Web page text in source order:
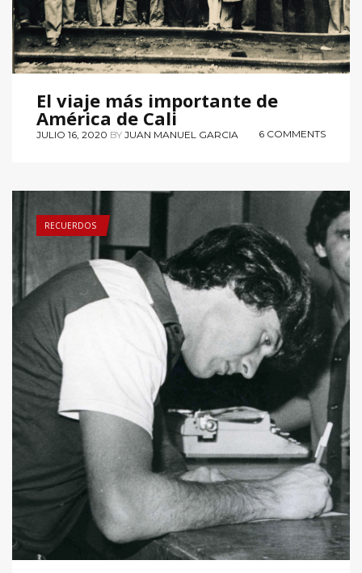
El viaje más importante de
América de Cali
JULIO 16, 2020 BY JUAN MANUEL GARCIA 6 COMMENTS
RECUERDOS